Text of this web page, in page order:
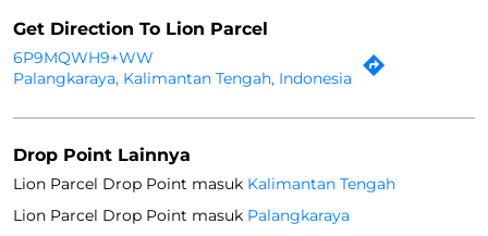
Get Direction To Lion Parcel
6P9MQWH9+WW
Palangkaraya, Kalimantan Tengah, Indonesia
Drop Point Lainnya
Lion Parcel Drop Point masuk Kalimantan Tengah
Lion Parcel Drop Point masuk Palangkaraya